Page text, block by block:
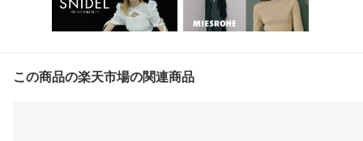
この商品の楽天市場の関連商品